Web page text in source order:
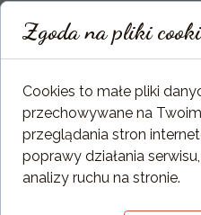
Zgoda na pliki
Cookies to małe pliki
przechowywane na
przeglądania stron
poprawy działania
analizy ruchu na stronie.